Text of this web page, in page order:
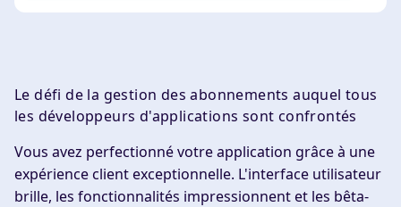
Le défi de la gestion des abonnements auquel tous
les développeurs d'applications sont confrontés
Vous avez perfectionné votre application grâce à une
expérience client exceptionnelle. L'interface utilisateur
brille, les fonctionnalités impressionnent et les bêta-